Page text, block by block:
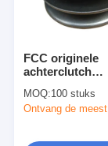
FCC originele
achterclutch
CVT clutch
aangedreven
Spacy Alpha
MOQ:100 stuks